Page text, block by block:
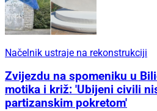
Načelnik ustraje na rekonstrukciji
Zvijezdu na spomeniku u
motika i križ: 'Ubijeni civili
partizanskim pokretom'